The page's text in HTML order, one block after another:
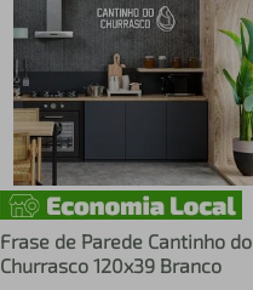
Frase de Parede Cantinho do
Churrasco 120x39 Branco